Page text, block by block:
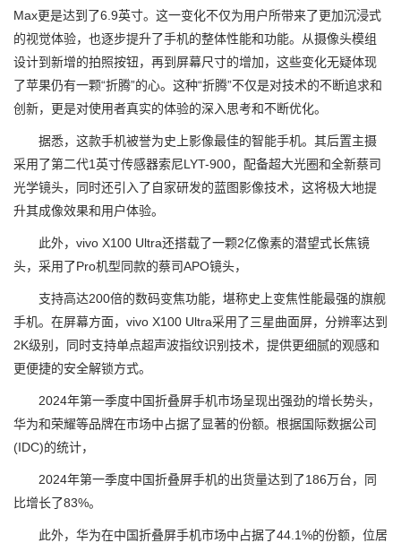
Max更是达到了6.9英寸。这一变化不仅为用户所带来了更加沉浸式
的视觉体验，也逐步提升了手机的整体性能和功能。从摄像头模组
设计到新增的拍照按钮，再到屏幕尺寸的增加，这些变化无疑体现
了苹果仍有一颗“折腾”的心。这种“折腾”不仅是对技术的不断追求和
创新，更是对使用者真实的体验的深入思考和不断优化。
据悉，这款手机被誉为史上影像最佳的智能手机。其后置主摄
采用了第二代1英寸传感器索尼LYT-900，配备超大光圈和全新蔡司
光学镜头，同时还引入了自家研发的蓝图影像技术，这将极大地提
升其成像效果和用户体验。
此外，vivo X100 Ultra还搭载了一颗2亿像素的潜望式长焦镜
头，采用了Pro机型同款的蔡司APO镜头，
支持高达200倍的数码变焦功能，堪称史上变焦性能最强的旗舰
手机。在屏幕方面，vivo X100 Ultra采用了三星曲面屏，分辨率达到
2K级别，同时支持单点超声波指纹识别技术，提供更细腻的观感和
更便捷的安全解锁方式。
2024年第一季度中国折叠屏手机市场呈现出强劲的增长势头，
华为和荣耀等品牌在市场中占据了显著的份额。根据国际数据公司
(IDC)的统计，
2024年第一季度中国折叠屏手机的出货量达到了186万台，同
比增长了83%。
此外，华为在中国折叠屏手机市场中占据了44.1%的份额，位居